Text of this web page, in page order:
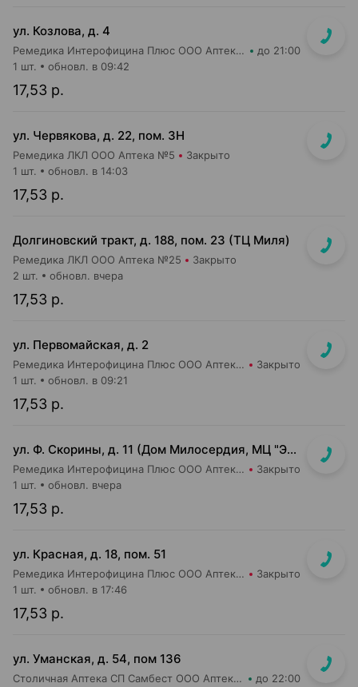
ул. Козлова, д. 4
Ремедика Интерофицина Плюс ООО Аптека №1 до 21:00
17,53 р.
1 шт. обновл. в 09:42
ул. Червякова, д. 22, пом. 3Н
Ремедика ЛКЛ ООО Аптека №5 Закрыто
17,53 р.
1 шт. обновл. в 14:03
Долгиновский тракт, д. 188, пом. 23 (ТЦ Миля)
Ремедика ЛКЛ ООО Аптека №25 Закрыто
17,53 р.
2 шт. обновл. вчера
ул. Первомайская, д. 2
Ремедика Интерофицина Плюс ООО Аптека №2 Закрыто
17,53 р.
1 шт. обновл. в 09:21
ул. Ф. Скорины, д. 11 (Дом Милосердия, МЦ "Элеос")
Ремедика Интерофицина Плюс ООО Аптека №14 Закрыто
17,53 р.
1 шт. обновл. вчера
ул. Красная, д. 18, пом. 51
Ремедика Интерофицина Плюс ООО Аптека №26 Закрыто
17,53 р.
1 шт. обновл. в 17:46
ул. Уманская, д. 54, пом 136
Столичная Аптека СП Самбест ООО Аптека №20 до 22:00